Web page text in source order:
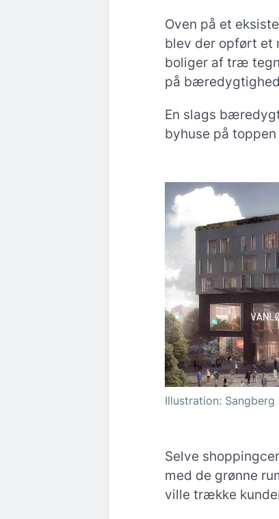
Oven på et
blev der opført et
boliger af træ
på
En slags
byhuse på toppen
Illustration: Sangberg
Selve
med de grønne
ville trække